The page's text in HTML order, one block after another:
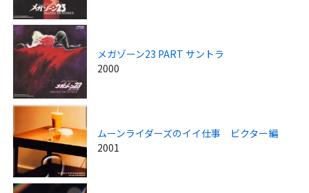
メガゾーン23 PART サントラ
2000
ムーンライダーズのイイ仕事 ビクター編
2001